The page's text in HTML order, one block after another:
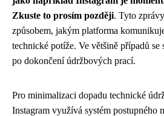
Zkuste to prosím později. Tyto
způsobem, jakým platforma
technické potíže. Ve většině případů
po dokončení údržbových prací.
Pro minimalizaci dopadu technické
Instagram využívá systém postupného